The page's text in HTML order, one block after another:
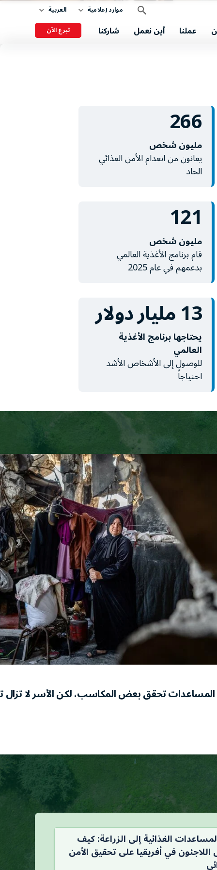
موارد إعلامية العربية
عملنا أين نعمل شاركنا تبرع الآن
266
مليون شخص
يعانون من انعدام الأمن الغذائي
الحاد
121
مليون شخص
قام برنامج الأغذية العالمي
بدعمهم في عام 2025
13 مليار دولار
يحتاجها برنامج الأغذية
العالمي
للوصول إلى الأشخاص الأشد
احتياجاً
تحقق بعض المكاسب، لكن الأسر لا تزال
الغذائية إلى الزراعة: كيف
في أفريقيا على تحقيق الأمن